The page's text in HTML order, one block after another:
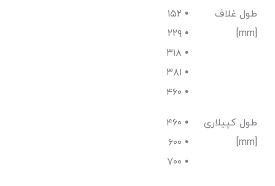
طول غلاف
[mm]
۱۵۲ •
۲۲۹ •
۳۱۸ •
۳۸۱ •
۴۶۰ •
طول کپیلاری
[mm]
۴۶۰ •
۶۰۰ •
۷۰۰ •